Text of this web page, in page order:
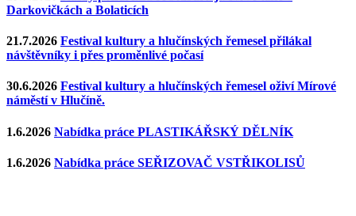
Darkovičkách a Bolaticích
21.7.2026 Festival kultury a hlučínských řemesel přilákal
návštěvníky i přes proměnlivé počasí
30.6.2026 Festival kultury a hlučínských řemesel oživí Mírové
náměstí v Hlučíně.
1.6.2026 Nabídka práce PLASTIKÁŘSKÝ DĚLNÍK
1.6.2026 Nabídka práce SEŘIZOVAČ VSTŘIKOLISŮ